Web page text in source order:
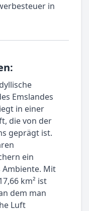
in
Emslandes
in einer
die von der
geprägt ist.
ein
Mit
km² ist
dem man
Luft